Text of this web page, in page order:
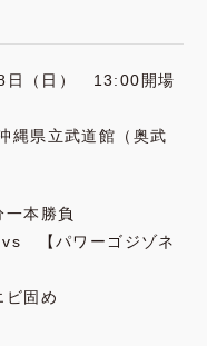
日（日） 13:00開場
縄県立武道館（奥武
本勝負
【パワーゴジゾネ
固め